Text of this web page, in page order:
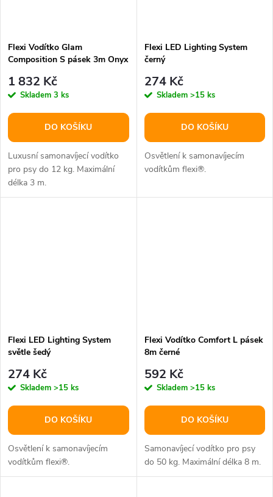
Flexi Vodítko Glam
Composition S pásek 3m Onyx
1 832 Kč
Skladem 3 ks
DO KOŠÍKU
Luxusní samonavíjecí vodítko
pro psy do 12 kg. Maximální
délka 3 m.
Flexi LED Lighting System
černý
274 Kč
Skladem >15 ks
DO KOŠÍKU
Osvětlení k samonavíjecím
vodítkům flexi®.
Flexi LED Lighting System
světle šedý
274 Kč
Skladem >15 ks
DO KOŠÍKU
Osvětlení k samonavíjecím
vodítkům flexi®.
Flexi Vodítko Comfort L pásek
8m černé
592 Kč
Skladem >15 ks
DO KOŠÍKU
Samonavíjecí vodítko pro psy
do 50 kg. Maximální délka 8 m.